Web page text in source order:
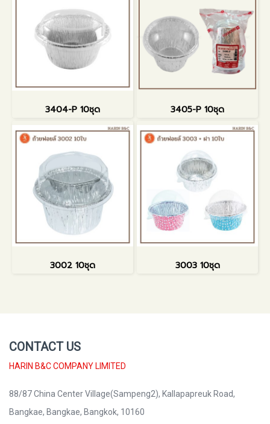
3404-P 10ชุด 3405-P 10ชุด
3002 10ชุด 3003 10ชุด
CONTACT US
HARIN B&C COMPANY LIMITED
88/87 China Center Village(Sampeng2), Kallapapreuk Road,
Bangkae, Bangkae, Bangkok, 10160